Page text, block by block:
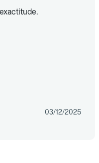
03/12/2025